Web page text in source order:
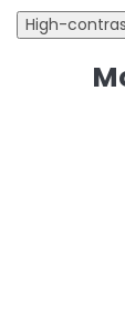
High-